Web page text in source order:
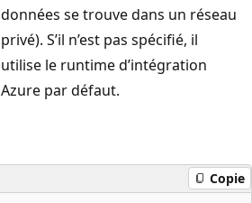
données se trouve dans un réseau
privé). S’il n’est pas spécifié, il
utilise le runtime d’intégration
Azure par défaut.
Copie